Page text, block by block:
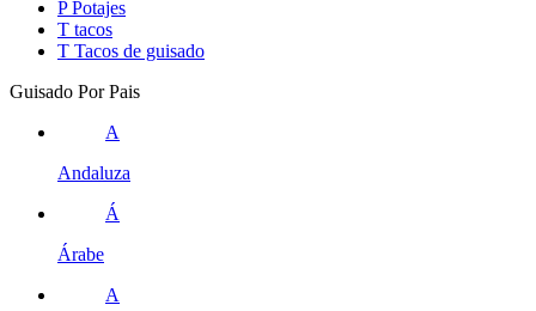
P Potajes
T tacos
T Tacos de guisado
Guisado Por Pais
A
Andaluza
Á
Árabe
A